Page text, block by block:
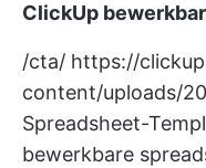
ClickUp
/cta/ https://
content/uploads/
Spreadsheet-
bewerkbare